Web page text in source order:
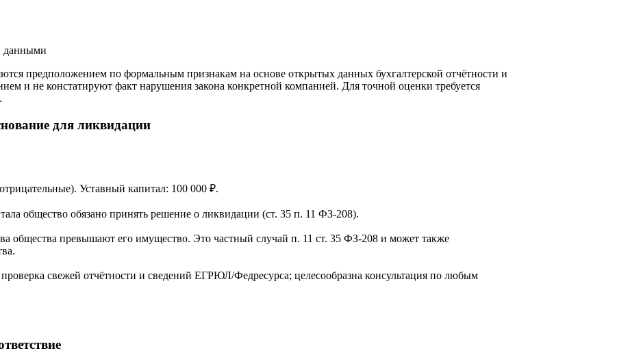
данными
предположением по формальным признакам на основе открытых данных бухгалтерской отчётности и
и не констатируют факт нарушения закона конкретной компанией. Для точной оценки требуется
для ликвидации
Уставный капитал: 100 000 ₽.
общество обязано принять решение о ликвидации (ст. 35 п. 11 ФЗ-208).
общества превышают его имущество. Это частный случай п. 11 ст. 35 ФЗ-208 и может также
свежей отчётности и сведений ЕГРЮЛ/Федресурса; целесообразна консультация по любым